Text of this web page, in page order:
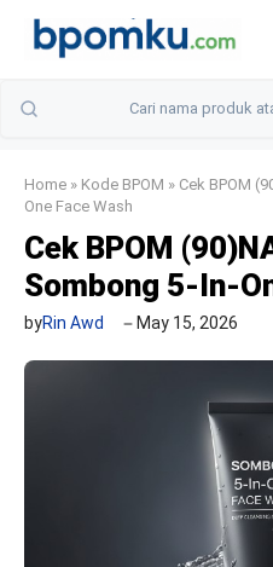
Skip
Home » Kode BPOM » Cek BPOM
One Face Wash
Cek BPOM
Sombong 5-In-
byRin Awd May 15, 2026